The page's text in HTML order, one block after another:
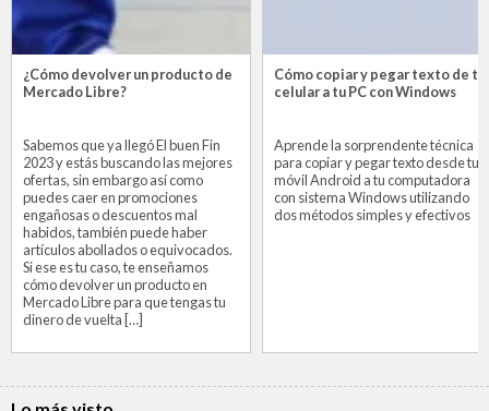
¿Cómo devolver un producto de
Mercado Libre?
Sabemos que ya llegó El buen Fin
2023 y estás buscando las mejores
ofertas, sin embargo así como
puedes caer en promociones
engañosas o descuentos mal
habidos, también puede haber
artículos abollados o equivocados.
Si ese es tu caso, te enseñamos
cómo devolver un producto en
Mercado Libre para que tengas tu
dinero de vuelta […]
Cómo copiar y pegar texto de tu
celular a tu PC con Windows
Aprende la sorprendente técnica
para copiar y pegar texto desde tu
móvil Android a tu computadora
con sistema Windows utilizando
dos métodos simples y efectivos